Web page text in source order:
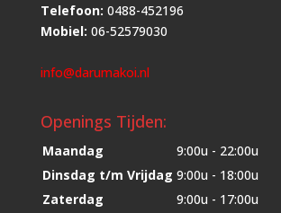
Telefoon: 0488-452196
Mobiel: 06-52579030
info@darumakoi.nl
Openings Tijden:
Maandag
9:00u - 22:00u
Dinsdag t/m Vrijdag 9:00u - 18:00u
Zaterdag
9:00u - 17:00u